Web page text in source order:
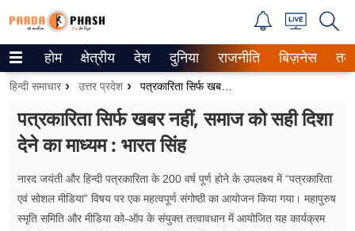
Trending on Google News
वेब स्टोरीज
उत्तर प्रदेश
गैलरी
होम क्षेत्रीय देश दुनिया राजनीति बिज़नेस
हिन्दी समाचार उत्तर प्रदेश
पत्रकारिता सिर्फ खबर नहीं, समाज को सही दिशा
देने का माध्यम : भारत सिंह
नारद जयंती और हिन्दी पत्रकारिता के 200 वर्ष पूर्ण होने के उपलक्ष्य में “पत्रकारिता
एवं सोशल मीडिया” विषय पर एक महत्वपूर्ण संगोष्ठी का आयोजन किया गया। महापुरुष
स्मृति समिति और मीडिया को-ऑप के संयुक्त तत्वावधान में आयोजित यह कार्यक्रम